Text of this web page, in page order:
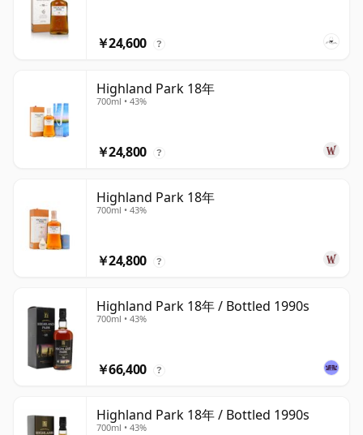
￥24,600 ?
Highland Park 18年
700ml • 43%
￥24,800 ?
Highland Park 18年
700ml • 43%
￥24,800 ?
Highland Park 18年 / Bottled 1990s
700ml • 43%
￥66,400 ?
Highland Park 18年 / Bottled 1990s
700ml • 43%